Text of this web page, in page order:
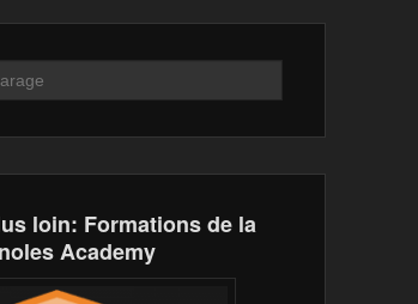
loin: Formations de la
Academy